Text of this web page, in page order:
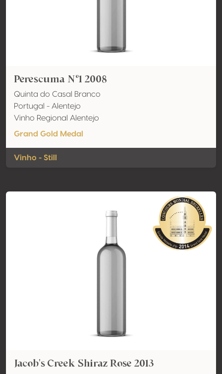
Perescuma Nº1 2008
Quinta do Casal Branco
Portugal - Alentejo
Vinho Regional Alentejo
Grand Gold Medal
Vinho - Still
Jacob's Creek Shiraz Rose 2013